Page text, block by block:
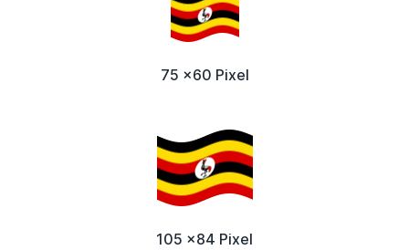
75 x60 Pixel
105 x84 Pixel